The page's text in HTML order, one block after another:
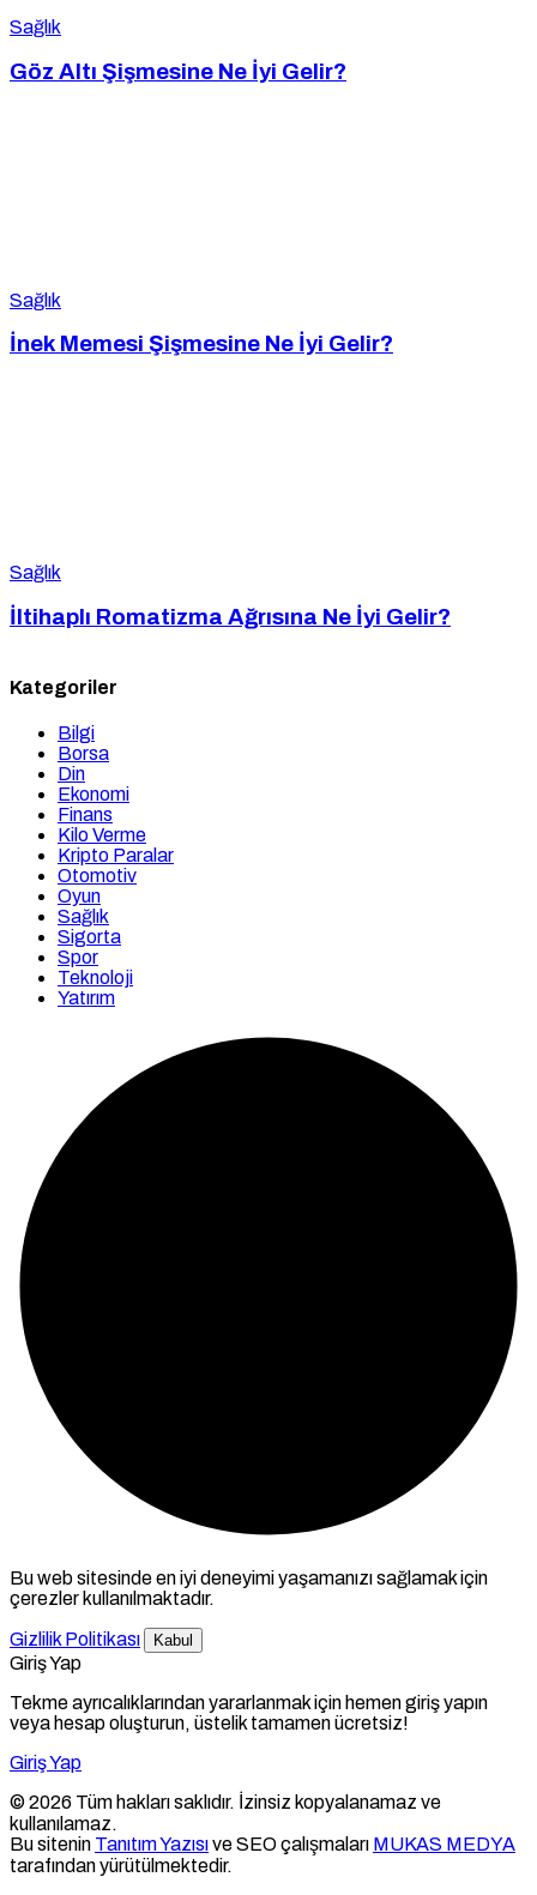
Sağlık
Göz Altı Şişmesine Ne İyi Gelir?
Sağlık
İnek Memesi Şişmesine Ne İyi Gelir?
Sağlık
İltihaplı Romatizma Ağrısına Ne İyi Gelir?
Kategoriler
Bilgi
Borsa
Din
Ekonomi
Finans
Kilo Verme
Kripto Paralar
Otomotiv
Oyun
Sağlık
Sigorta
Spor
Teknoloji
Yatırım
Bu web sitesinde en iyi deneyimi yaşamanızı sağlamak için
çerezler kullanılmaktadır.
Gizlilik Politikası
Kabul
Giriş Yap
Tekme ayrıcalıklarından yararlanmak için hemen giriş yapın
veya hesap oluşturun, üstelik tamamen ücretsiz!
Giriş Yap
© 2026 Tüm hakları saklıdır. İzinsiz kopyalanamaz ve
kullanılamaz.
Bu sitenin Tanıtım Yazısıve SEO çalışmaları MUKAS MEDYA
tarafından yürütülmektedir.